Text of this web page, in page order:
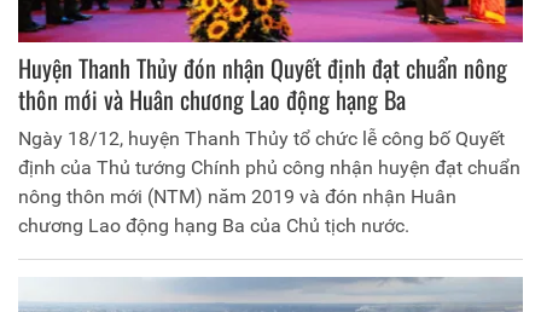
Huyện Thanh Thủy đón nhận Quyết định đạt chuẩn nông
thôn mới và Huân chương Lao động hạng Ba
Ngày 18/12, huyện Thanh Thủy tổ chức lễ công bố Quyết
định của Thủ tướng Chính phủ công nhận huyện đạt chuẩn
nông thôn mới (NTM) năm 2019 và đón nhận Huân
chương Lao động hạng Ba của Chủ tịch nước.